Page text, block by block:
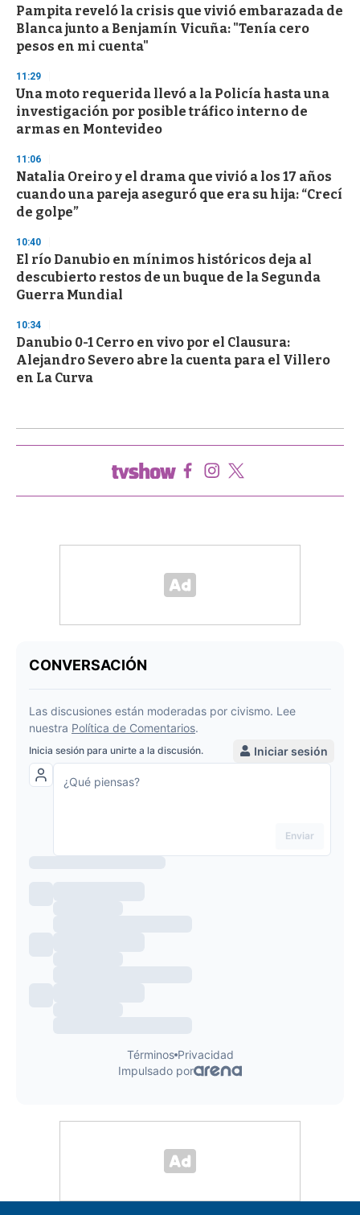
Pampita reveló la crisis que vivió embarazada de
Blanca junto a Benjamín Vicuña: "Tenía cero
pesos en mi cuenta"
11:29
Una moto requerida llevó a la Policía hasta una
investigación por posible tráfico interno de
armas en Montevideo
11:06
Natalia Oreiro y el drama que vivió a los 17 años
cuando una pareja aseguró que era su hija: “Crecí
de golpe”
10:40
El río Danubio en mínimos históricos deja al
descubierto restos de un buque de la Segunda
Guerra Mundial
10:34
Danubio 0-1 Cerro en vivo por el Clausura:
Alejandro Severo abre la cuenta para el Villero
en La Curva